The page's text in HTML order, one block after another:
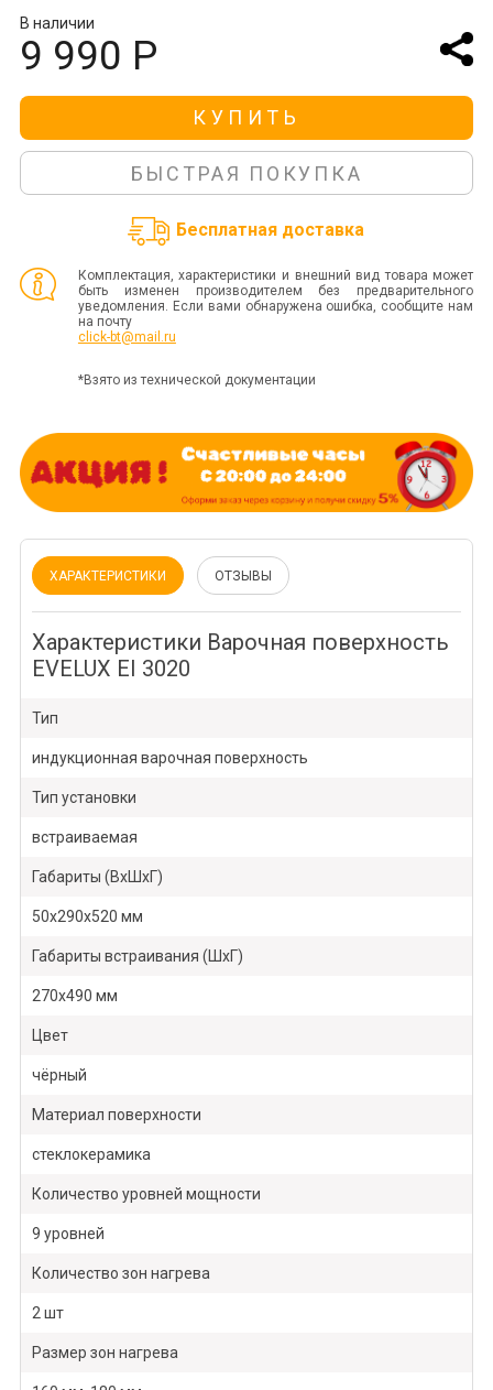
В наличии
9 990 Р
КУПИТЬ
БЫСТРАЯ ПОКУПКА
Бесплатная доставка
Комплектация, характеристики и внешний вид товара может
быть изменен производителем без предварительного
уведомления. Если вами обнаружена ошибка, сообщите нам
на почту
click-bt@mail.ru
*Взято из технической документации
ХАРАКТЕРИСТИКИ ОТЗЫВЫ
Характеристики Варочная поверхность
EVELUX EI 3020
Тип
индукционная варочная поверхность
Тип установки
встраиваемая
Габариты (ВхШхГ)
50х290x520 мм
Габариты встраивания (ШхГ)
270х490 мм
Цвет
чёрный
Материал поверхности
стеклокерамика
Количество уровней мощности
9 уровней
Количество зон нагрева
2 шт
Размер зон нагрева